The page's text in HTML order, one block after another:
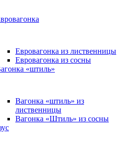
Евровагонка из лиственницы
Евровагонка из сосны
«штиль»
Вагонка «штиль» из
лиственницы
Вагонка «Штиль» из сосны